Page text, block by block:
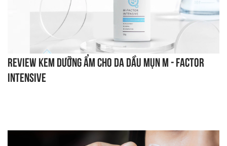
Review kem dưỡng ẩm cho da dầu mụn M - Factor
Intensive